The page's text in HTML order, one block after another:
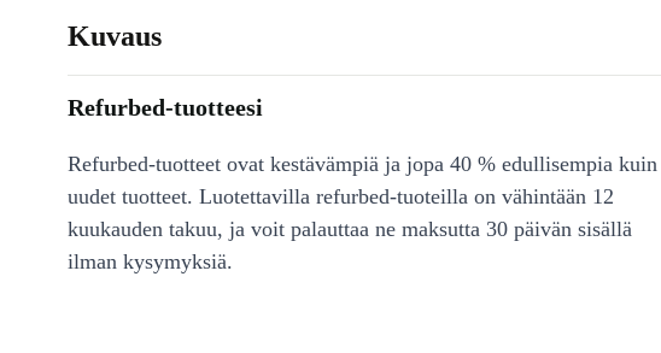
Kuvaus
Refurbed-tuotteesi
Refurbed-tuotteet ovat kestävämpiä ja jopa 40 % edullisempia kuin
uudet tuotteet. Luotettavilla refurbed-tuoteilla on vähintään 12
kuukauden takuu, ja voit palauttaa ne maksutta 30 päivän sisällä
ilman kysymyksiä.